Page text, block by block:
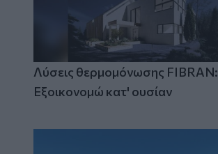
Λύσεις θερμομόνωσης FIBRAN:
Εξοικονομώ κατ' ουσίαν